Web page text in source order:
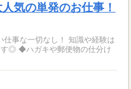
気の単発のお仕事！